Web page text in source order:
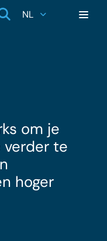
NL
om je
te
hoger